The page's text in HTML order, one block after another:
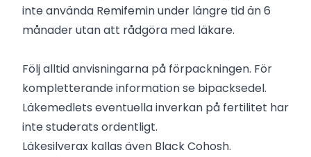
inte använda Remifemin under längre tid än 6
månader utan att rådgöra med läkare.
Följ alltid anvisningarna på förpackningen. För
kompletterande information se bipacksedel.
Läkemedlets eventuella inverkan på fertilitet har
inte studerats ordentligt.
Läkesilverax kallas även Black Cohosh.